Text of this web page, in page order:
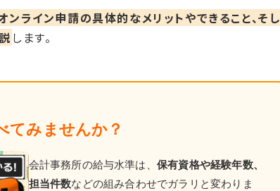
ライン申請の具体的なメリットやできること、そし
します。
てみませんか？
会計事務所の給与水準は、 保有資格や経験年数、
担当件数などの組み合わせでガラリと変わりま